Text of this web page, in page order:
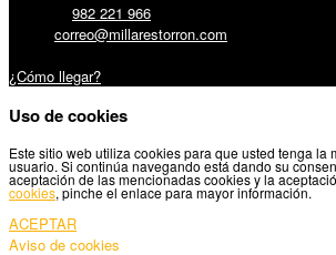
982 221 966
correo@millarestorron.com
¿Cómo llegar?
Uso de cookies
Este sitio web utiliza cookies para que usted tenga la
usuario. Si continúa navegando está dando su
aceptación de las mencionadas cookies y la
cookies, pinche el enlace para mayor información.
ACEPTAR
Aviso de cookies